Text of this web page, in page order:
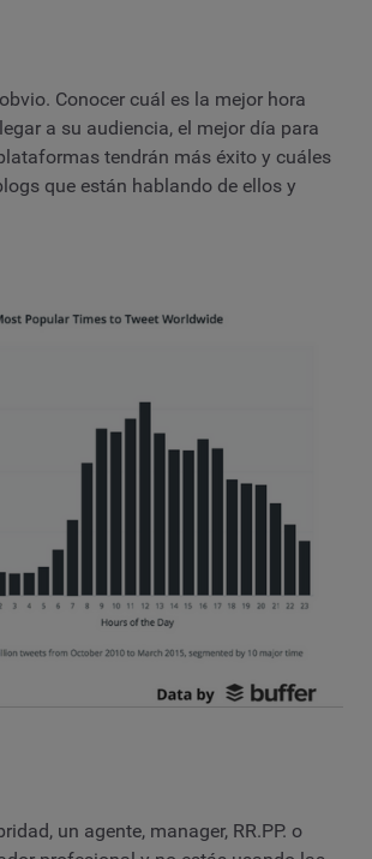
Conocer cuál es la mejor hora
a su audiencia, el mejor día para
tendrán más éxito y cuáles
que están hablando de ellos y
un agente, manager, RR.PP. o